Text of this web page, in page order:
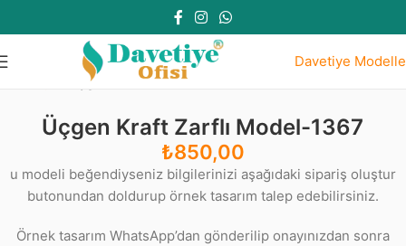
Davetiye
Üçgen Kraft Zarflı Modeller
Üçgen Kraft Zarflı Model-1367
₺850,00
u modeli beğendiyseniz bilgilerinizi aşağıdaki sipariş oluştur
butonundan doldurup örnek tasarım talep edebilirsiniz.
Örnek tasarım WhatsApp’dan gönderilip onayınızdan sonra